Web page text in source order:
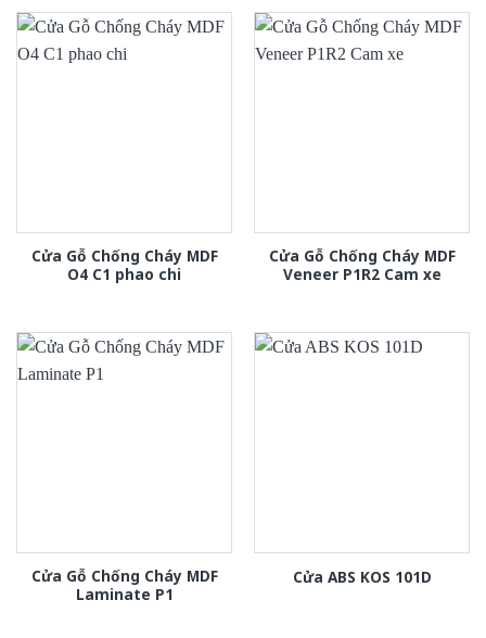
Cửa Gỗ Chống Cháy MDF
O4 C1 phao chi
Cửa Gỗ Chống Cháy MDF
Veneer P1R2 Cam xe
Cửa Gỗ Chống Cháy MDF
Laminate P1
Cửa ABS KOS 101D